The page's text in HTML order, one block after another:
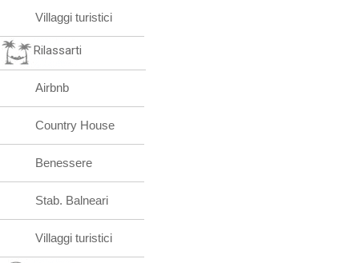
Villaggi turistici
Rilassarti
Airbnb
Country House
Benessere
Stab. Balneari
Villaggi turistici